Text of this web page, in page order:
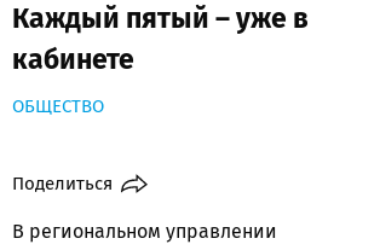
Каждый пятый – уже в
кабинете
ОБЩЕСТВО
Поделиться
В региональном управлении